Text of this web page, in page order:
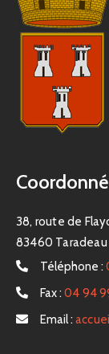
38, route de
83460 Taradeau
Téléphone :
Fax : 04 94
Email :